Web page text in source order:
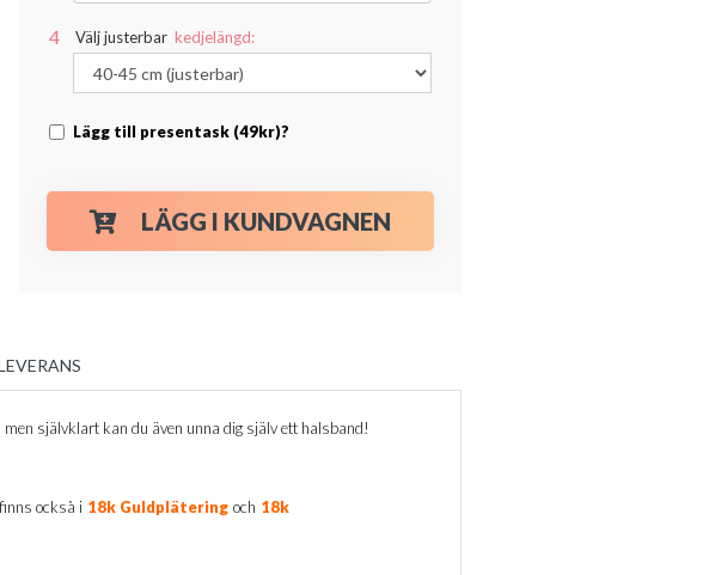
Välj justerbar kedjelängd:
Lägg till presentask (49kr)?
LÄGG I KUNDVAGNEN
självklart kan du även unna dig själv ett halsband!
också i 18k Guldplätering och 18k